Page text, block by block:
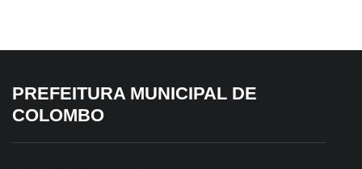
PREFEITURA MUNICIPAL DE
COLOMBO